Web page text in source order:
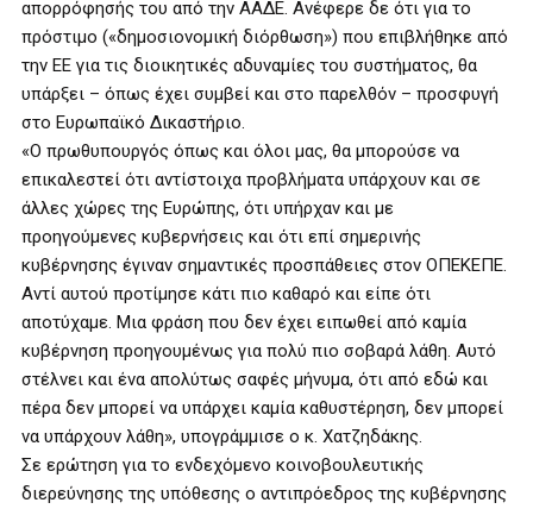
απορρόφησής του από την ΑΑΔΕ. Ανέφερε δε ότι για το
πρόστιμο («δημοσιονομική διόρθωση») που επιβλήθηκε από
την ΕΕ για τις διοικητικές αδυναμίες του συστήματος, θα
υπάρξει – όπως έχει συμβεί και στο παρελθόν – προσφυγή
στο Ευρωπαϊκό Δικαστήριο.
«Ο πρωθυπουργός όπως και όλοι μας, θα μπορούσε να
επικαλεστεί ότι αντίστοιχα προβλήματα υπάρχουν και σε
άλλες χώρες της Ευρώπης, ότι υπήρχαν και με
προηγούμενες κυβερνήσεις και ότι επί σημερινής
κυβέρνησης έγιναν σημαντικές προσπάθειες στον ΟΠΕΚΕΠΕ.
Αντί αυτού προτίμησε κάτι πιο καθαρό και είπε ότι
αποτύχαμε. Μια φράση που δεν έχει ειπωθεί από καμία
κυβέρνηση προηγουμένως για πολύ πιο σοβαρά λάθη. Αυτό
στέλνει και ένα απολύτως σαφές μήνυμα, ότι από εδώ και
πέρα δεν μπορεί να υπάρχει καμία καθυστέρηση, δεν μπορεί
να υπάρχουν λάθη», υπογράμμισε ο κ. Χατζηδάκης.
Σε ερώτηση για το ενδεχόμενο κοινοβουλευτικής
διερεύνησης της υπόθεσης ο αντιπρόεδρος της κυβέρνησης